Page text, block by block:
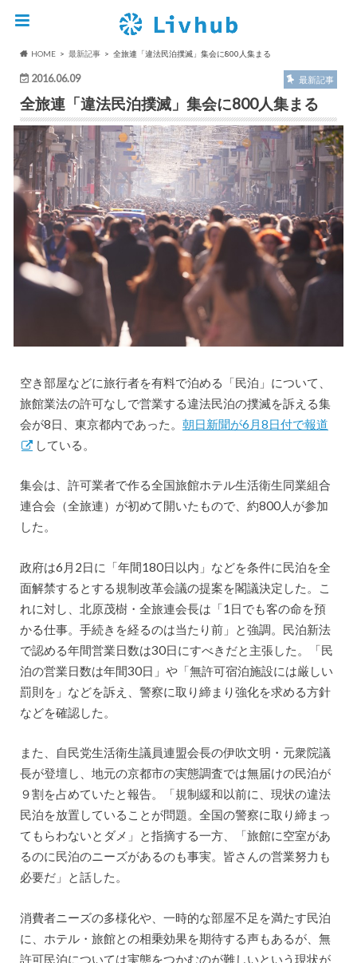
HOME 最新記事 全旅連「違法民泊撲滅」集会に800人集まる
2016.06.09 最新記事
全旅連「違法民泊撲滅」集会に800人集まる
空き部屋などに旅行者を有料で泊める「民泊」について、
旅館業法の許可なしで営業する違法民泊の撲滅を訴える集
会が8日、東京都内であった。 朝日新聞が6月8日付で報道
している。
集会は、許可業者で作る全国旅館ホテル生活衛生同業組合
連合会（全旅連）が初めて開いたもので、約800人が参加
した。
政府は6月2日に「年間180日以内」などを条件に民泊を全
面解禁するとする規制改革会議の提案を閣議決定した。こ
れに対し、北原茂樹・全旅連会長は「1日でも客の命を預
かる仕事。手続きを経るのは当たり前」と強調。民泊新法
で認める年間営業日数は30日にすべきだと主張した。「民
泊の営業日数は年間30日」や「無許可宿泊施設には厳しい
罰則を」などを訴え、警察に取り締まり強化を求める方針
などを確認した。
また、自民党生活衛生議員連盟会長の伊吹文明・元衆院議
長が登壇し、地元の京都市の実態調査では無届けの民泊が
９割を占めていたと報告。「規制緩和以前に、現状の違法
民泊を放置していることが問題。全国の警察に取り締まっ
てもらわないとダメ」と指摘する一方、「旅館に空室があ
るのに民泊のニーズがあるのも事実。皆さんの営業努力も
必要だ」と話した。
消費者ニーズの多様化や、一時的な部屋不足を満たす民泊
に、ホテル・旅館との相乗効果を期待する声もあるが、無
許可民泊については実態をつかむのが難しいという現状が